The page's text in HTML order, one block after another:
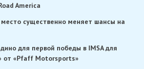
America
место существенно меняет шансы на
для первой победы в IMSA для
от «Pfaff Motorsports»